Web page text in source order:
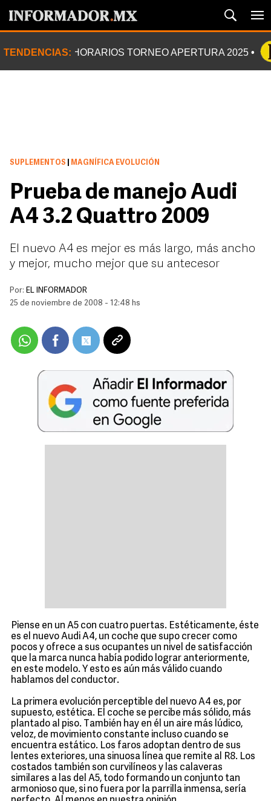
TENDENCIAS: HORARIOS TORNEO APERTURA 2025
SUPLEMENTOS MAGNÍFICA EVOLUCIÓN
Prueba de manejo Audi
A4 3.2 Quattro 2009
El nuevo A4 es mejor es más largo, más ancho
y mejor, mucho mejor que su antecesor
Por: EL INFORMADOR
25 de noviembre de 2008 - 12:48 hs
Piense en un A5 con cuatro puertas. Estéticamente, éste
es el nuevo Audi A4, un coche que supo crecer como
pocos y ofrece a sus ocupantes un nivel de satisfacción
que la marca nunca había podido lograr anteriormente,
en este modelo. Y esto es aún más válido cuando
hablamos del conductor.
La primera evolución perceptible del nuevo A4 es, por
supuesto, estética. El coche se percibe más sólido, más
plantado al piso. También hay en él un aire más lúdico,
veloz, de movimiento constante incluso cuando se
encuentra estático. Los faros adoptan dentro de sus
lentes exteriores, una sinuosa línea que remite al R8. Los
costados también son curvilíneos y las calaveras
similares a las del A5, todo formando un conjunto tan
armonioso que, si no fuera por la parrilla inmensa, sería